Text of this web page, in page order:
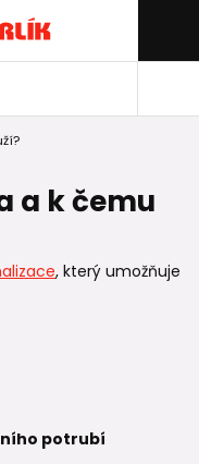
a k čemu
, který umožňuje
potrubí